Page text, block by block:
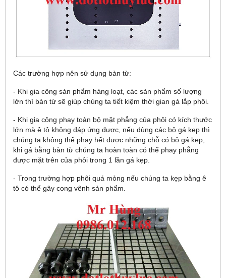
Các trường hợp nên sử dụng bàn từ:
- Khi gia công sản phẩm hàng loạt, các sản phẩm số lượng
lớn thì bàn từ sẽ giúp chúng ta tiết kiệm thời gian gá lắp phôi.
- Khi gia công phay toàn bộ mặt phẳng của phôi có kích thước
lớn mà ê tô không đáp ứng được, nếu dùng các bộ gá kẹp thì
chúng ta không thể phay hết được những chỗ có bộ gá kẹp,
khi gá bằng bàn từ chúng ta hoàn toàn có thể phay phẳng
được mặt trên của phôi trong 1 lần gá kẹp.
- Trong trường hợp phôi quá mỏng nếu chúng ta kẹp bằng ê
tô có thể gây cong vênh sản phẩm.